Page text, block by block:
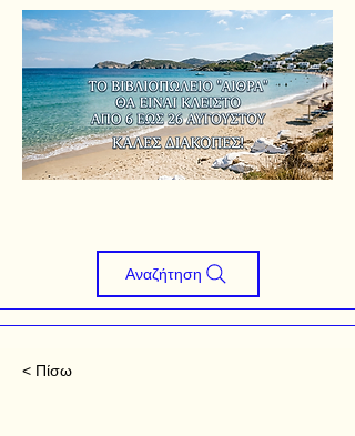
Αναζήτηση
< Πίσω